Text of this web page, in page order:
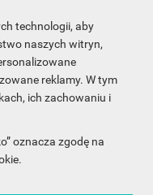
technologii, aby
naszych witryn,
reklamy. W tym
ich zachowaniu i
oznacza zgodę na